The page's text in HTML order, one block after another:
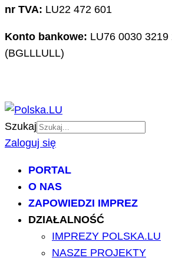
nr TVA: LU22 472 601
Konto bankowe: LU76 0030 3219
(BGLLLULL)
Szukaj
Zaloguj się
PORTAL
O NAS
ZAPOWIEDZI IMPREZ
DZIAŁALNOŚĆ
IMPREZY POLSKA.LU
NASZE PROJEKTY